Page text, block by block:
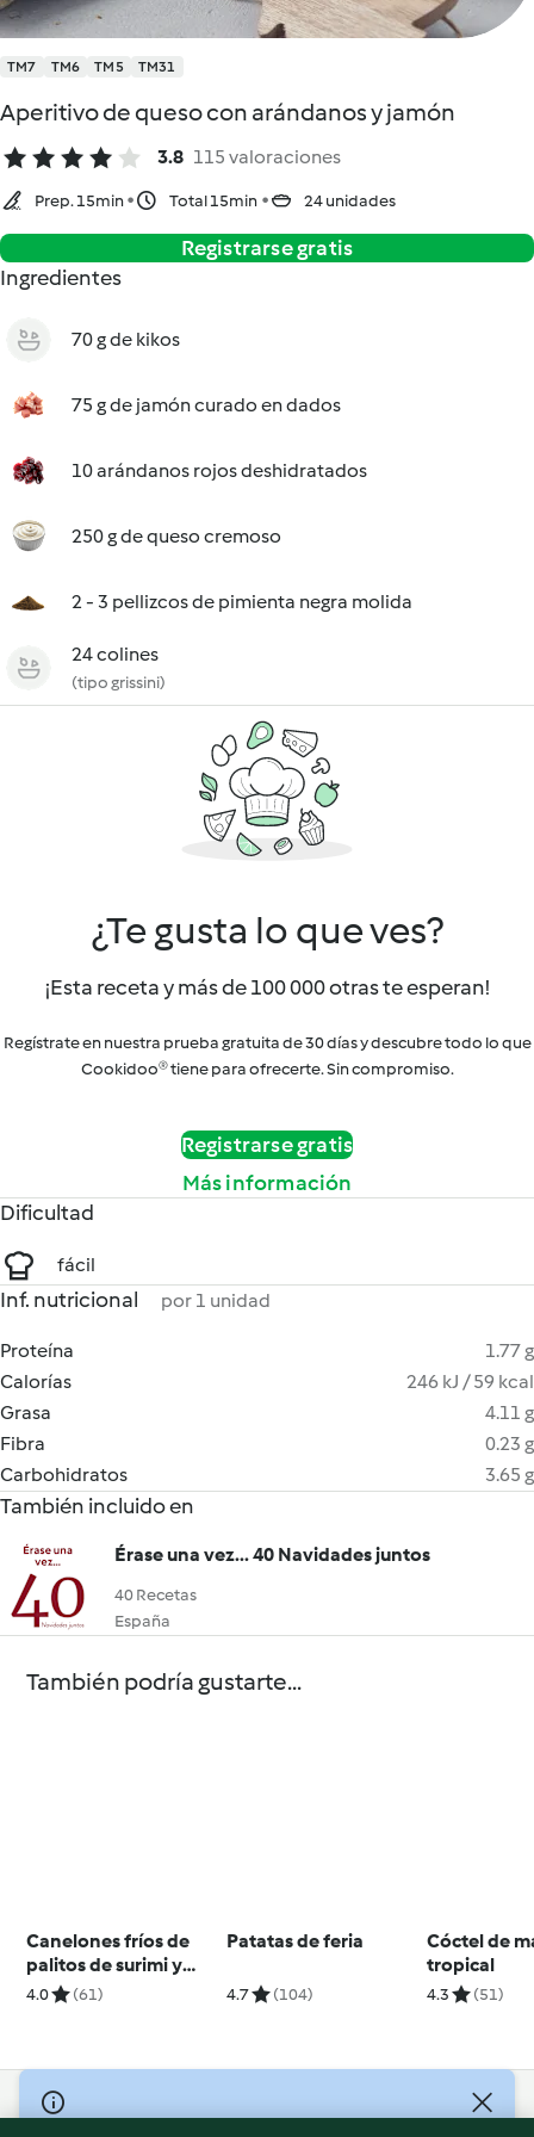
TM7 TM6 TM5 TM31
Aperitivo de queso con arándanos y jamón
3.8 115 valoraciones
Prep. 15min Total 15min 24 unidades
Registrarse gratis
Ingredientes
70 g de kikos
75 g de jamón curado en dados
10 arándanos rojos deshidratados
250 g de queso cremoso
2 - 3 pellizcos de pimienta negra molida
24 colines
(tipo grissini)
¿Te gusta lo que ves?
¡Esta receta y más de 100 000 otras te esperan!
Regístrate en nuestra prueba gratuita de 30 días y descubre todo lo que
Cookidoo® tiene para ofrecerte. Sin compromiso.
Registrarse gratis
Más información
Dificultad
fácil
Inf. nutricional por 1 unidad
Proteína
1.77 g
Calorías
246 kJ / 59 kcal
Grasa
4.11 g
Fibra
0.23 g
Carbohidratos
3.65 g
También incluido en
Érase una vez... 40 Navidades juntos
40 Recetas
España
También podría gustarte...
Canelones fríos de
palitos de surimi y
jamón
4.0 (61)
Patatas de feria
4.7 (104)
Cóctel de
tropical
4.3 (51)
© Copyright 2026